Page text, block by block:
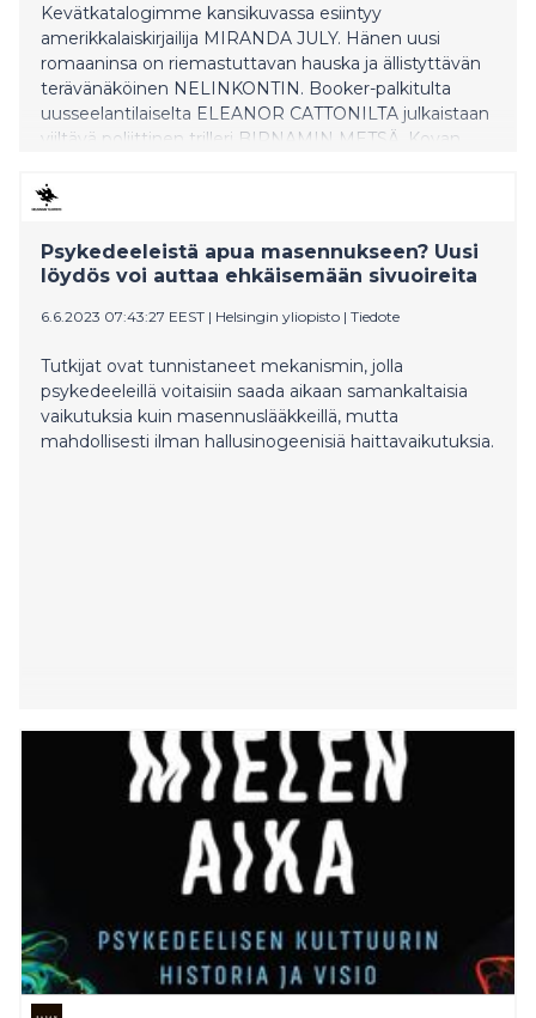
Kevätkatalogimme kansikuvassa esiintyy
amerikkalaiskirjailija MIRANDA JULY. Hänen uusi
romaaninsa on riemastuttavan hauska ja ällistyttävän
terävänäköinen NELINKONTIN. Booker-palkitulta
uusseelantilaiselta ELEANOR CATTONILTA julkaistaan
viiltävä poliittinen trilleri BIRNAMIN METSÄ. Kovan
ABREU pidäkkeettömällä ja poeettisella romaanillaan
PILVIPEITTO. https://www.siltalapublishing.fi/wp-
content/uploads/2023/10/siltala-katalogi-kevat-
2024.pdf
Psykedeeleistä apua masennukseen? Uusi
löydös voi auttaa ehkäisemään sivuoireita
6.6.2023 07:43:27 EEST | Helsingin yliopisto | Tiedote
Tutkijat ovat tunnistaneet mekanismin, jolla
psykedeeleillä voitaisiin saada aikaan samankaltaisia
vaikutuksia kuin masennuslääkkeillä, mutta
mahdollisesti ilman hallusinogeenisiä haittavaikutuksia.